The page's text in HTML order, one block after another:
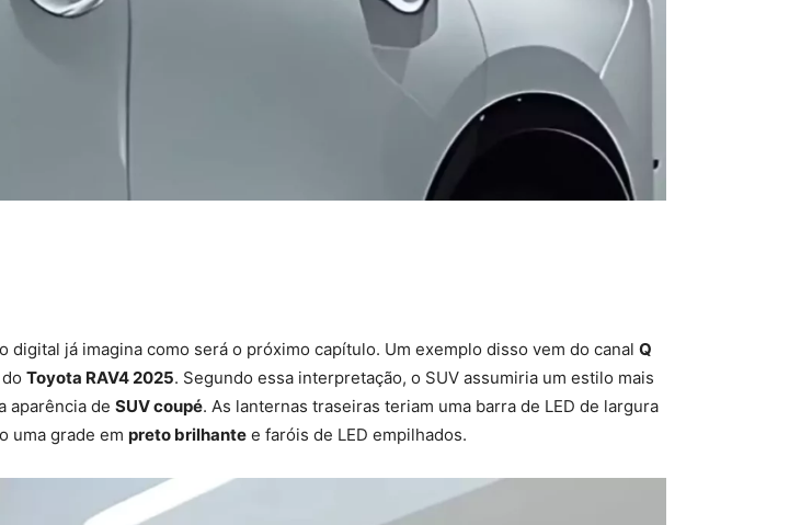
digital já imagina como será o próximo capítulo. Um exemplo disso vem do canal Q
Toyota RAV4 2025. Segundo essa interpretação, o SUV assumiria um estilo mais
aparência de SUV coupé. As lanternas traseiras teriam uma barra de LED de largura
uma grade em preto brilhante e faróis de LED empilhados.